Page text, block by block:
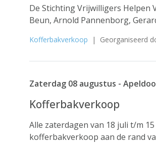
De Stichting Vrijwilligers Helpen
Beun, Arnold Pannenborg,
Kofferbakverkoop | Georganiseerd
Zaterdag 08 augustus -
Kofferbakverkoop
Alle zaterdagen van 18 juli t/m
kofferbakverkoop aan de rand